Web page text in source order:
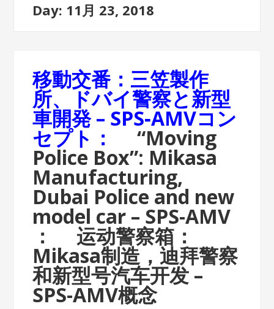
Day: 11月 23, 2018
移動交番：三笠製作
所、ドバイ警察と新型
車開発 – SPS‐AMVコン
セプト： “Moving
Police Box”: Mikasa
Manufacturing,
Dubai Police and new
model car – SPS-AMV
： 运动警察箱：
Mikasa制造，迪拜警察
和新型号汽车开发 –
SPS-AMV概念